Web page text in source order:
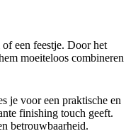
een feestje. Door het
moeiteloos combineren
je voor een praktische en
finishing touch geeft.
betrouwbaarheid.